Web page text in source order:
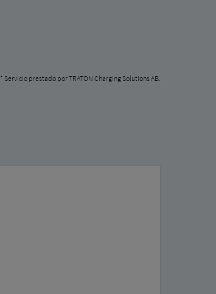
* Servicio prestado por TRATON Charging Solutions AB.